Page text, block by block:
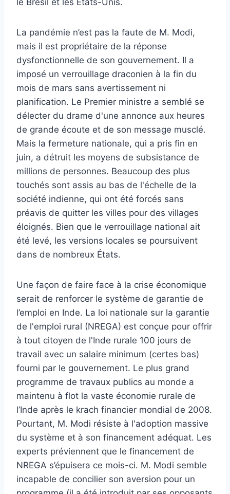
le Brésil et les États-Unis.
La pandémie n’est pas la faute de M. Modi,
mais il est propriétaire de la réponse
dysfonctionnelle de son gouvernement. Il a
imposé un verrouillage draconien à la fin du
mois de mars sans avertissement ni
planification. Le Premier ministre a semblé se
délecter du drame d'une annonce aux heures
de grande écoute et de son message musclé.
Mais la fermeture nationale, qui a pris fin en
juin, a détruit les moyens de subsistance de
millions de personnes. Beaucoup des plus
touchés sont assis au bas de l'échelle de la
société indienne, qui ont été forcés sans
préavis de quitter les villes pour des villages
éloignés. Bien que le verrouillage national ait
été levé, les versions locales se poursuivent
dans de nombreux États.
Une façon de faire face à la crise économique
serait de renforcer le système de garantie de
l’emploi en Inde. La loi nationale sur la garantie
de l'emploi rural (NREGA) est conçue pour offrir
à tout citoyen de l'Inde rurale 100 jours de
travail avec un salaire minimum (certes bas)
fourni par le gouvernement. Le plus grand
programme de travaux publics au monde a
maintenu à flot la vaste économie rurale de
l’Inde après le krach financier mondial de 2008.
Pourtant, M. Modi résiste à l'adoption massive
du système et à son financement adéquat. Les
experts préviennent que le financement de
NREGA s’épuisera ce mois-ci. M. Modi semble
incapable de concilier son aversion pour un